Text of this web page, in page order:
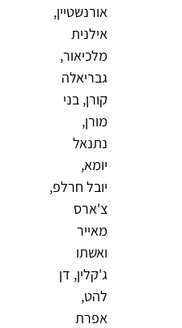
אורנשטיין,
אילנית
מלכיאור,
גבריאלה
קורן, בני
מורן,
נתנאל
יומא,
יובל חרלפ,
צ'ארס
מאייר
ואשתו
ג'קלין, דן
להט,
אפרת